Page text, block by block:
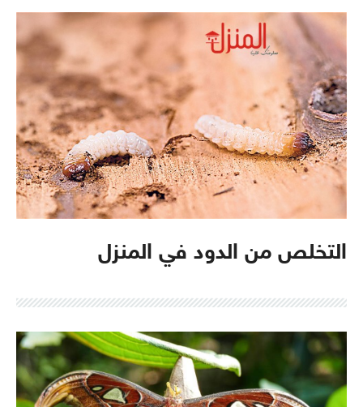
التخلص من الدود في المنزل